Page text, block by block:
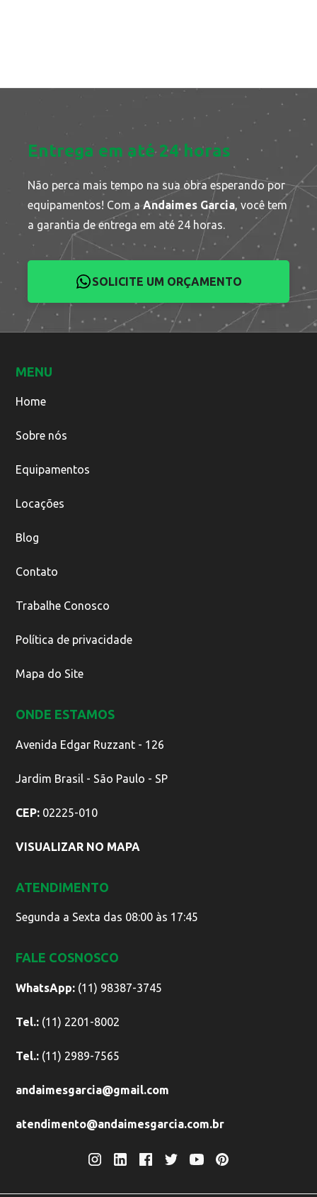
Entrega em até 24 horas
Não perca mais tempo na sua obra esperando por
equipamentos! Com aAndaimes Garcia, você tem
a garantia de entrega em até 24 horas.
SOLICITE UM ORÇAMENTO
MENU
Home
Sobre nós
Equipamentos
Locações
Blog
Contato
Trabalhe Conosco
Política de privacidade
Mapa do Site
ONDE ESTAMOS
Avenida Edgar Ruzzant - 126
Jardim Brasil - São Paulo - SP
CEP: 02225-010
VISUALIZAR NO MAPA
ATENDIMENTO
Segunda a Sexta das 08:00 às 17:45
FALE COSNOSCO
WhatsApp: (11) 98387-3745
Tel.: (11) 2201-8002
Tel.: (11) 2989-7565
andaimesgarcia@gmail.com
atendimento@andaimesgarcia.com.br